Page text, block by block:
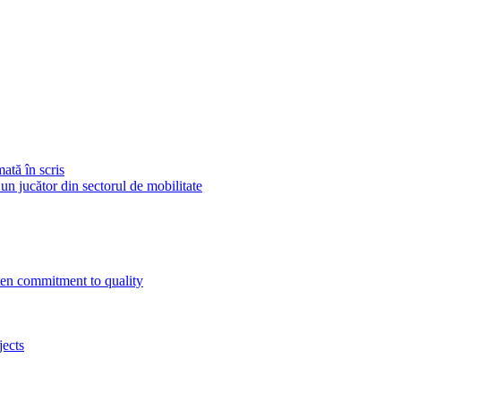
în scris
jucător din sectorul de mobilitate
commitment to quality